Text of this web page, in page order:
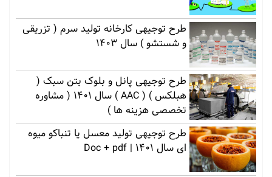
طرح توجیهی کارخانه تولید سرم ( تزریقی
و شستشو ) سال 1403
طرح توجیهی پانل و بلوک بتن سبک (
هبلکس ) ( AAC ) سال 1401 ( مشاوره
تخصصی هزینه ها )
طرح توجیهی تولید معسل یا تنباکو میوه
ای سال 1401 | Doc + pdf